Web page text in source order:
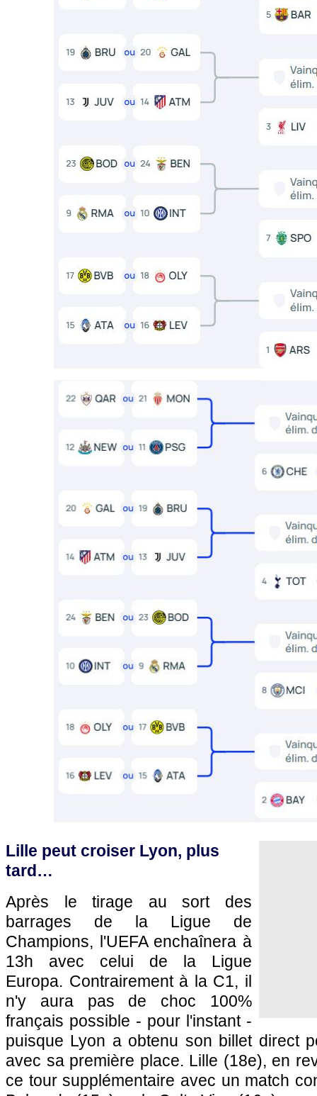
Lille peut croiser Lyon, plus
tard…
Après le tirage au sort des
barrages de la Ligue de
Champions, l'UEFA enchaînera à
13h avec celui de la Ligue
Europa. Contrairement à la C1, il
n'y aura pas de choc 100%
français possible - pour l'instant -
puisque Lyon a obtenu son billet direct
avec sa première place. Lille (18e), en
ce tour supplémentaire avec un match